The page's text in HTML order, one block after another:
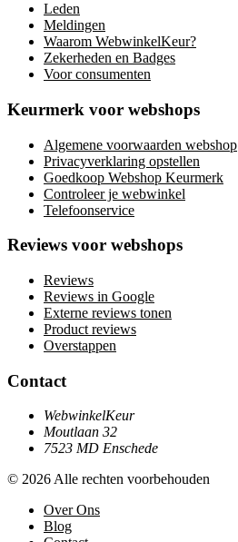
Leden
Meldingen
Waarom WebwinkelKeur?
Zekerheden en Badges
Voor consumenten
Keurmerk voor webshops
Algemene voorwaarden webshop
Privacyverklaring opstellen
Goedkoop Webshop Keurmerk
Controleer je webwinkel
Telefoonservice
Reviews voor webshops
Reviews
Reviews in Google
Externe reviews tonen
Product reviews
Overstappen
Contact
WebwinkelKeur
Moutlaan 32
7523 MD Enschede
© 2026 Alle rechten voorbehouden
Over Ons
Blog